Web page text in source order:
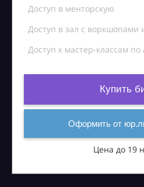
Доступ в менторскую
Доступ в зал с воркшопами
Доступ к мастер-классам по
Купить
Оформить от
Цена до 19